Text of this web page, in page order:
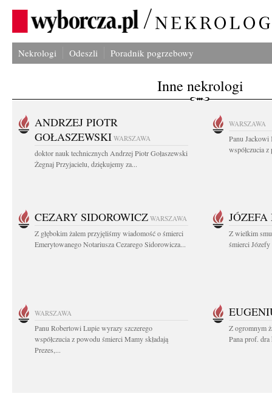
Nekrologi Odeszli Poradnik pogrzebowy
Inne nekrologi
ANDRZEJ PIOTR
GOŁASZEWSKI WARSZAWA
doktor nauk technicznych Andrzej Piotr Gołaszewski
Żegnaj Przyjacielu, dziękujemy za...
WARSZAWA
Panu Jackowi
współczucia
CEZARY SIDOROWICZ WARSZAWA
Z głębokim żalem przyjęliśmy wiadomość o śmierci
Emerytowanego Notariusza Cezarego Sidorowicza...
Z wielkim
śmierci
WARSZAWA
Panu Robertowi Lupie wyrazy szczerego
współczucia z powodu śmierci Mamy składają
Prezes,...
Z ogromnym
Pana prof. dra